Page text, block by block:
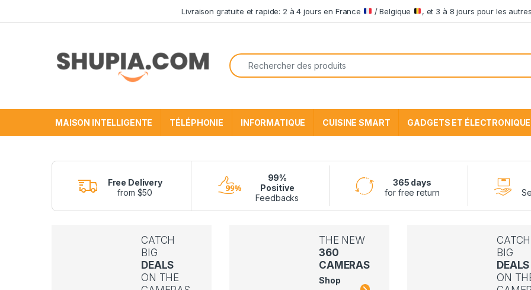
Livraison gratuite et rapide: 2 à 4 jours en France / Belgique , et 3 à 8 jours pour les
Recherche pour:
MAISON INTELLIGENTE TÉLÉPHONIE INFORMATIQUE CUISINE SMART GADGETS ET ÉLECTRONIQUE
Free Delivery
from $50
99%
Positive
Feedbacks
365 days
for free return
CATCH
BIG
DEALS
ON THE
THE NEW
360
CAMERAS
Shop
CATCH
BIG
DEALS
ON